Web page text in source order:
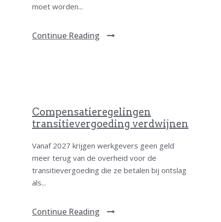
moet worden...
Continue Reading
Compensatieregelingen
transitievergoeding verdwijnen
Vanaf 2027 krijgen werkgevers geen geld
meer terug van de overheid voor de
transitievergoeding die ze betalen bij ontslag
als...
Continue Reading